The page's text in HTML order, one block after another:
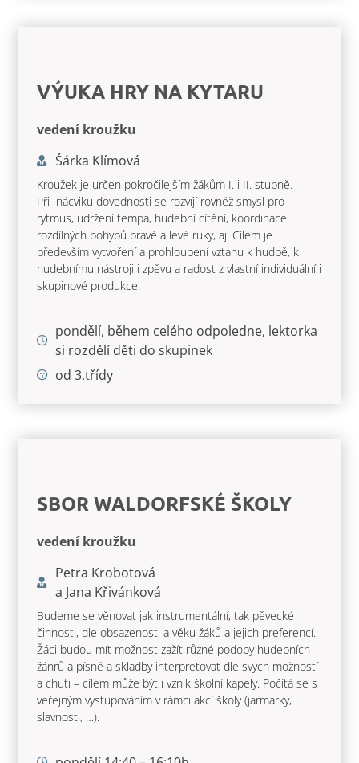
VÝUKA HRY NA KYTARU
vedení kroužku
Šárka Klímová
Kroužek je určen pokročilejším žákům I. i II. stupně.
Při nácviku dovednosti se rozvíjí rovněž smysl pro
rytmus, udržení tempa, hudební cítění, koordinace
rozdílných pohybů pravé a levé ruky, aj. Cílem je
především vytvoření a prohloubení vztahu k hudbě, k
hudebnímu nástroji i zpěvu a radost z vlastní individuální i
skupinové produkce.
pondělí, během celého odpoledne, lektorka
si rozdělí děti do skupinek
od 3.třídy
SBOR WALDORFSKÉ ŠKOLY
vedení kroužku
Petra Krobotová
a Jana Křivánková
Budeme se věnovat jak instrumentální, tak pěvecké
činnosti, dle obsazenosti a věku žáků a jejich preferencí.
Žáci budou mít možnost zažít různé podoby hudebních
žánrů a písně a skladby interpretovat dle svých možností
a chuti – cílem může být i vznik školní kapely. Počítá se s
veřejným vystupováním v rámci akcí školy (jarmarky,
slavnosti, …).